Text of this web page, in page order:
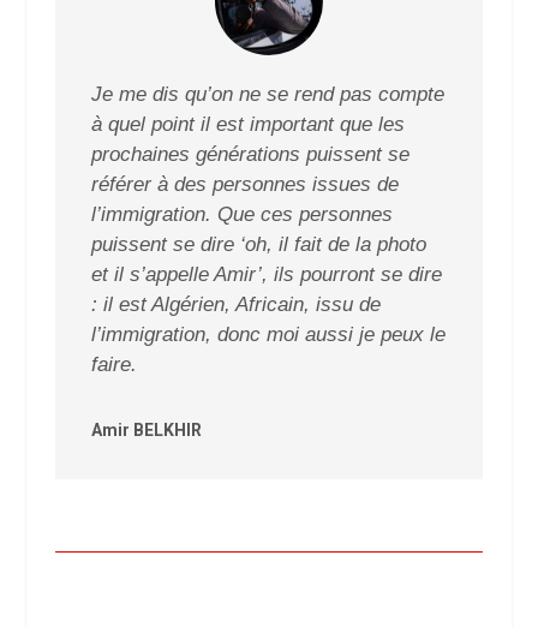
Je me dis qu’on ne se rend pas compte
à quel point il est important que les
prochaines générations puissent se
référer à des personnes issues de
l’immigration. Que ces personnes
puissent se dire ‘oh, il fait de la photo
et il s’appelle Amir’, ils pourront se dire
: il est Algérien, Africain, issu de
l’immigration, donc moi aussi je peux le
faire.
Amir BELKHIR